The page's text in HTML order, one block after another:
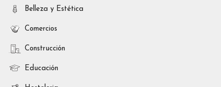
Belleza y Estética
Comercios
Construcción
Educación